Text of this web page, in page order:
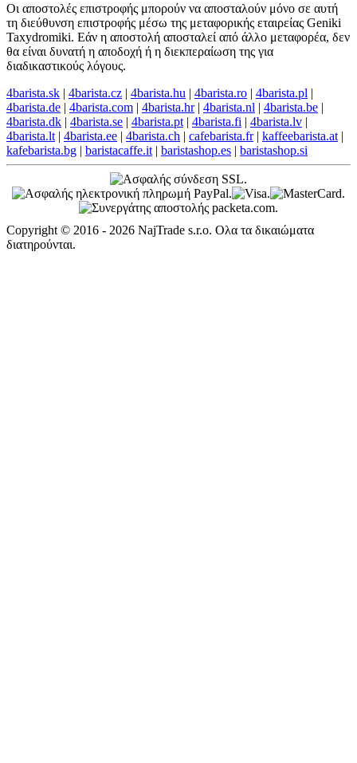
Οι αποστολές επιστροφής μπορούν να αποσταλούν μόνο σε αυτή
τη διεύθυνση επιστροφής μέσω της μεταφορικής εταιρείας Geniki
Taxydromiki. Εάν η αποστολή αποσταλεί από άλλο μεταφορέα, δεν
θα είναι δυνατή η αποδοχή ή η διεκπεραίωση της για
διαδικαστικούς λόγους.
4barista.sk | 4barista.cz | 4barista.hu | 4barista.ro | 4barista.pl |
4barista.de | 4barista.com | 4barista.hr| 4barista.nl | 4barista.be |
4barista.dk | 4barista.se | 4barista.pt | 4barista.fi | 4barista.lv |
4barista.lt | 4barista.ee | 4barista.ch | cafebarista.fr| kaffeebarista.at |
kafebarista.bg | baristacaffe.it | baristashop.es | baristashop.si
Copyright © 2016 - 2026 NajTrade s.r.o. Ολα τα δικαιώματα
διατηρούνται.